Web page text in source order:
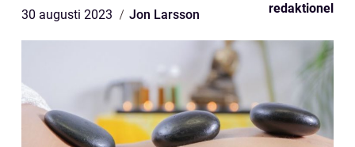
30 augusti 2023 Jon Larsson redaktionel